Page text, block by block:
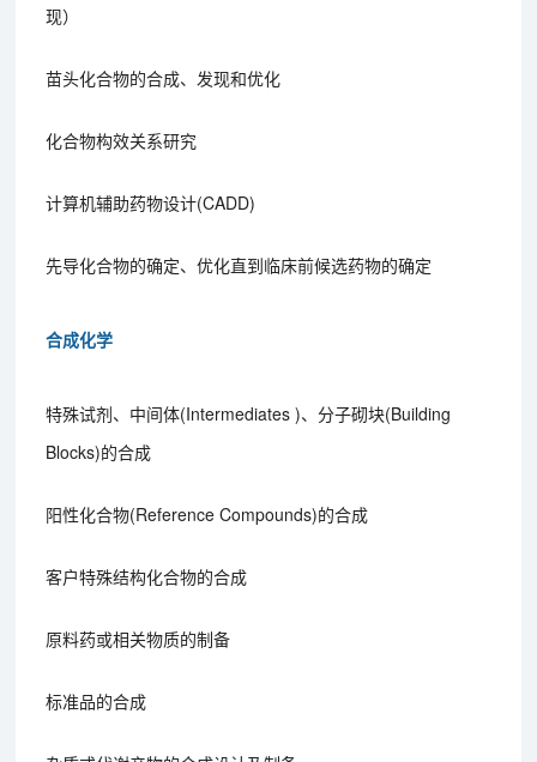
现）
苗头化合物的合成、发现和优化
化合物构效关系研究
计算机辅助药物设计(CADD)
先导化合物的确定、优化直到临床前候选药物的确定
合成化学
特殊试剂、中间体(Intermediates )、分子砌块(Building
Blocks)的合成
阳性化合物(Reference Compounds)的合成
客户特殊结构化合物的合成
原料药或相关物质的制备
标准品的合成